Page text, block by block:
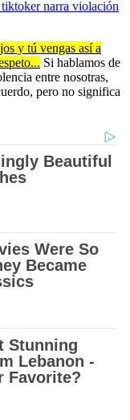
narra violación
y tú vengas así a
Si hablamos de
entre nosotras,
pero no significa